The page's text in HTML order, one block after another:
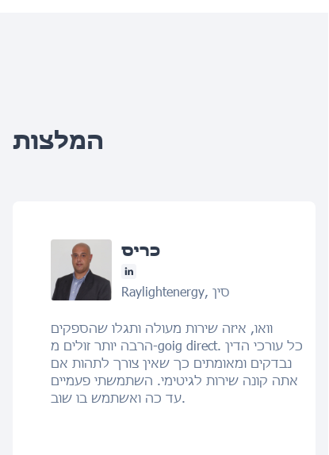
המלצות
כריס
Raylightenergy, סין
וואו, איזה שירות מעולה ותגלו שהספקים
הרבה יותר זולים מ-goig direct. כל עורכי הדין
נבדקים ומאומתים כך שאין צורך לתהות אם
אתה קונה שירות לגיטימי. השתמשתי פעמיים
עד כה ואשתמש בו שוב.